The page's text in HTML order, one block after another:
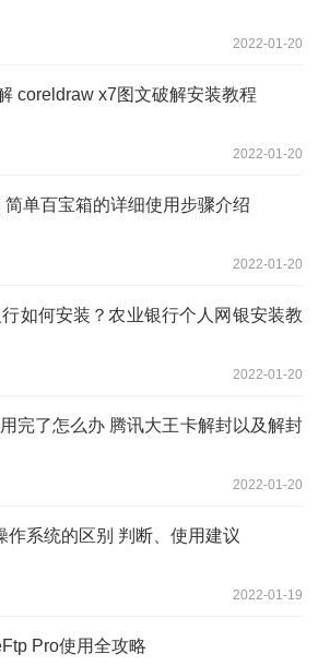
2022-01-20
coreldraw x7图文破解安装教程
2022-01-20
单百宝箱的详细使用步骤介绍
2022-01-20
如何安装？农业银行个人网银安装教
2022-01-20
完了怎么办 腾讯大王卡解封以及解封
2022-01-20
作系统的区别 判断、使用建议
2022-01-19
Pro使用全攻略